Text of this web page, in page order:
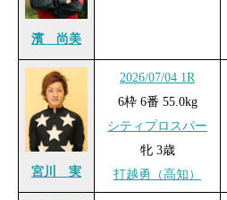
濱 尚美
宮川 実
2026/07/04 1R
6枠 6番 55.0kg
シティプロスパー
牝 3歳
打越勇（高知）